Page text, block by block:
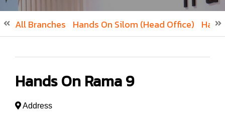
All Branches Hands On Silom (Head Office)
Hands On Rama 9
Address